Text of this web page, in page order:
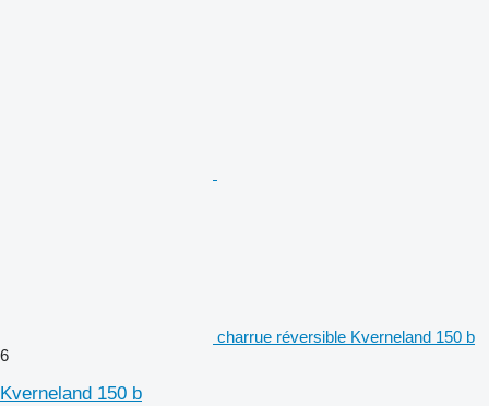
charrue réversible Kverneland 150 b
6
Kverneland 150 b